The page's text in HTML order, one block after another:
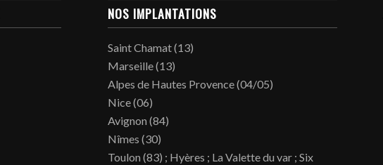
NOS IMPLANTATIONS
Saint Chamat (13)
Marseille (13)
Alpes de Hautes Provence (04/05)
Nice (06)
Avignon (84)
Nîmes (30)
Toulon (83) ; Hyères ; La Valette du var ; Six